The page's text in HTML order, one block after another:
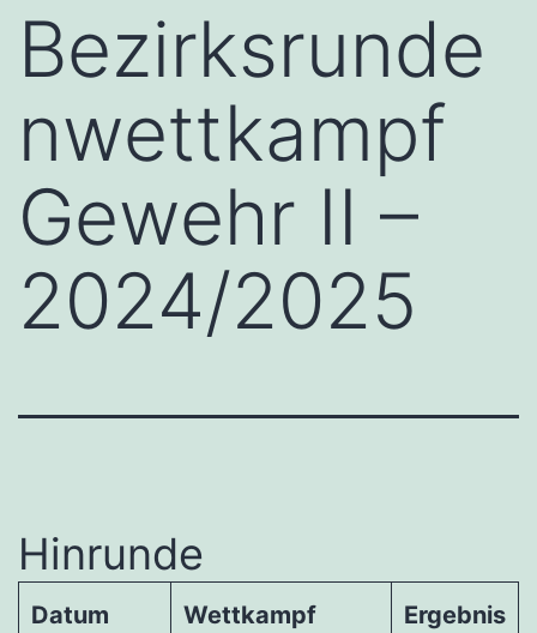
Bezirksrunde
nwettkampf
Gewehr II –
2024/2025
Hinrunde
Datum Wettkampf Ergebnis